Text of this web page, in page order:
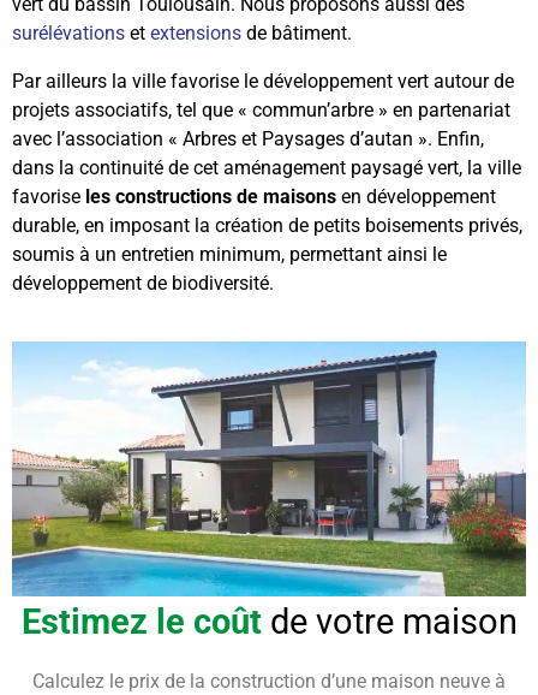
surélévations et extensions de bâtiment.
Par ailleurs la ville favorise le développement vert autour de
projets associatifs, tel que « commun’arbre » en partenariat
avec l’association « Arbres et Paysages d’autan ». Enfin,
dans la continuité de cet aménagement paysagé vert, la ville
favorise les constructions de maisons en développement
durable, en imposant la création de petits boisements privés,
soumis à un entretien minimum, permettant ainsi le
développement de biodiversité.
Estimez le coûtde votre maison
Calculez le prix de la construction d’une maison neuve à